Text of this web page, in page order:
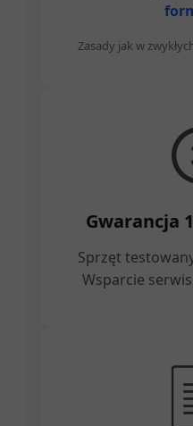
Zasady jak w
Gwarancja
Sprzęt
Wsparcie